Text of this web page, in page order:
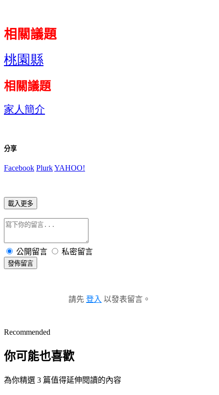
相關議題
桃園縣
相關議題
家人簡介
分享
Facebook PlurkYAHOO!
載入更多
公開留言 私密留言
發佈留言
請先 登入 以發表留言。
Recommended
你可能也喜歡
為你精選 3 篇值得延伸閱讀的內容